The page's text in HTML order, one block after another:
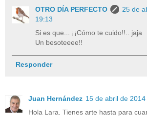
OTRO DÍA PERFECTO
25 de
19:13
Si es que... ¡¡Cómo te cuido!!.. jaja
Un besoteeee!!
Responder
Juan Hernández 15 de abril de
Hola Lara. Tienes arte hasta para